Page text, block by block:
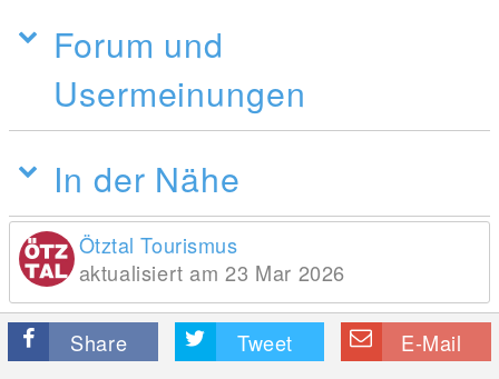
Forum und
Usermeinungen
In der Nähe
Ötztal Tourismus
aktualisiert am 23 Mar 2026
Share Tweet E-Mail